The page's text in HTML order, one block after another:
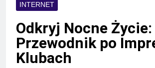
INTERNET
Odkryj Nocne
Przewodnik po
Klubach